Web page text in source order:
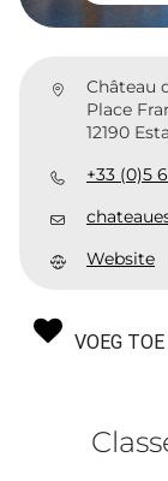
Château
Place
12190
+33 (0)5
Website
VOEG